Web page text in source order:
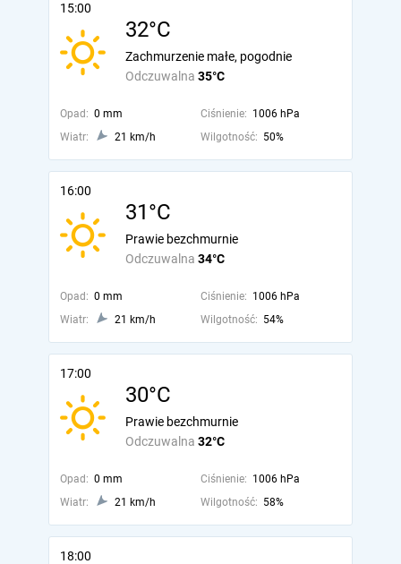
15:00
32°C
Odczuwalna 35°C
Zachmurzenie małe, pogodnie
Opad: 0 mm Ciśnienie: 1006 hPa
Wiatr:
21 km/h Wilgotność: 50%
16:00
31°C
Odczuwalna 34°C
Prawie bezchmurnie
Opad: 0 mm Ciśnienie: 1006 hPa
Wiatr:
21 km/h Wilgotność: 54%
17:00
30°C
Odczuwalna 32°C
Prawie bezchmurnie
Opad: 0 mm Ciśnienie: 1006 hPa
Wiatr:
21 km/h Wilgotność: 58%
18:00